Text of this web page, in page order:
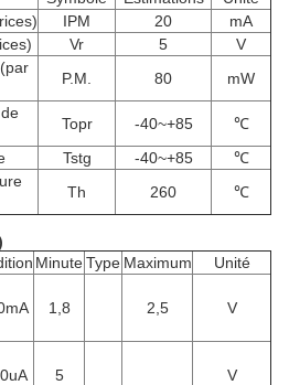
IPM 20
mA
Vr 5
V
P.M. 80
mW
Topr -40~+85
℃
Tstg -40~+85
℃
Th 260 ℃
MinuteType Maximum
Unité
1,8 2,5 V
5 V